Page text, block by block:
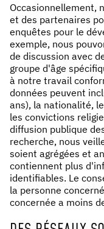
Occasionnellement,
et des partenaires
enquêtes pour le
exemple, nous
de discussion avec
groupe d'âge
à notre travail
données peuvent
ans), la nationalité,
les convictions
diffusion publique
recherche, nous
soient agrégées et
contiennent plus
identifiables. Le
la personne
concernée a moins